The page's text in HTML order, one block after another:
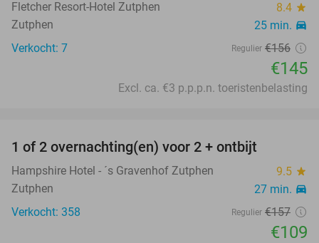
Fletcher Resort-Hotel Zutphen 8.4 star
Zutphen 25 min. directions_car
Verkocht: 7 Regulier €156
€145
Excl. ca. €3 p.p.p.n. toeristenbelasting
1 of 2 overnachting(en) voor 2 + ontbijt
Hampshire Hotel - ´s Gravenhof Zutphen 9.5 star
Zutphen 27 min. directions_car
Verkocht: 358 Regulier €157
€109